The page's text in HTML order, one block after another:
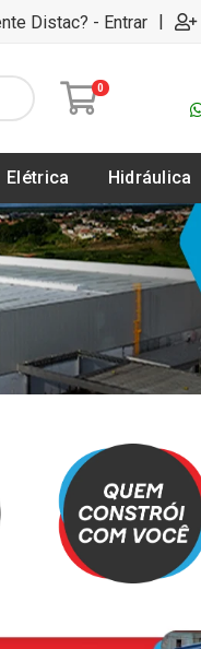
Distac? - Entrar |
0
Elétrica Hidráulica